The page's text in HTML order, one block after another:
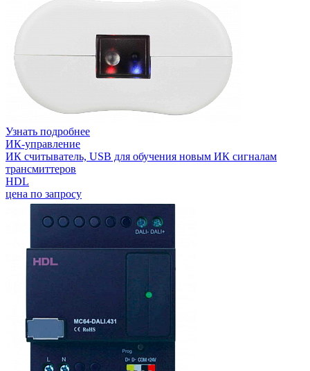
Узнать подробнее
ИК-управление
ИК считыватель, USB для обучения новым ИК сигналам
трансмиттеров
HDL
цена по запросу